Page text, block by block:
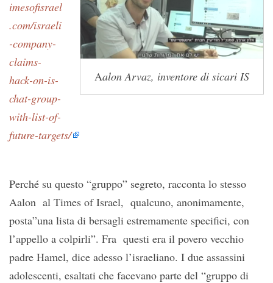
Aalon Arvaz, inventore di sicari IS
imesofisrael
.com/israeli
-company-
claims-
hack-on-is-
chat-group-
with-list-of-
future-targets/
Perché su questo “gruppo” segreto, racconta lo stesso
Aalon al Times of Israel, qualcuno, anonimamente,
posta”una lista di bersagli estremamente specifici, con
l’appello a colpirli”. Fra questi era il povero vecchio
padre Hamel, dice adesso l’israeliano. I due assassini
adolescenti, esaltati che facevano parte del “gruppo di